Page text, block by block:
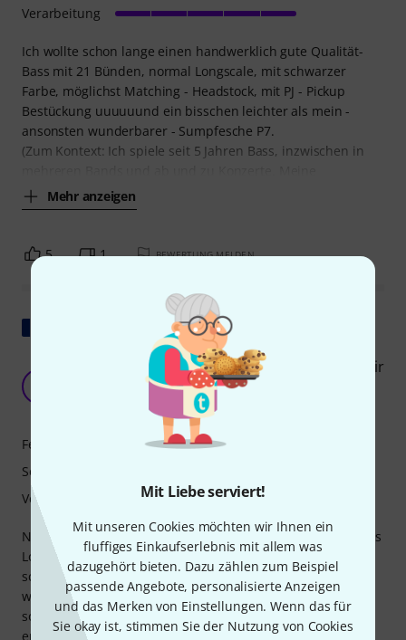
Mit Liebe serviert!
Mit unseren Cookies möchten wir Ihnen ein
fluffiges Einkaufserlebnis mit allem was
dazugehört bieten. Dazu zählen zum Beispiel
passende Angebote, personalisierte Anzeigen
und das Merken von Einstellungen. Wenn das für
Sie okay ist, stimmen Sie der Nutzung von Cookies
Ich wollte schon lange einen handwerklich gute Qualität-
Bass mit 21 Bünden, normal Longscale, mit schwarzer
Farbe, möglichst Matching - Headstock, mit PJ - Pickup
Bestückung uuuuuund ein bisschen leichter als mein -
ansonsten wunderbarer - Sumpfesche P7.
(Zum Kontext: Ich spiele seit 5 Jahren Bass, inzwischen in
Mehr anzeigen
Verarbeitung
5 1 BEWERTUNG MELDEN
Sie hat alles, was großartig ist (Aber ich werde dir
nichts von Sire beibringen)
Sébastien892 30.09.2024
Nachdem ich von mehreren meiner Bassite-Kameraden das
Lob für die Marke Sire erhalten hatte, entschloss ich mich
schließlich, den Sprung mit diesem neuen Modell zu
wagen, das weniger vintage aussieht als üblich. Nun, was
soll ich sagen, außer dass ich von dem Instrument nicht
enttäuscht bin. Die Qualität des Geigenbaus ist wirklich
Features
Sound
Verarbeitung